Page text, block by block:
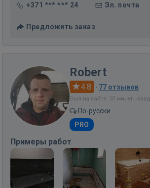
+371 *** *** 24 Эл. почта
Предложить заказ
Robert
4.8 · 77 отзывов
Был на сайте: 37 минут назад
По-русски
PRO
Примеры работ